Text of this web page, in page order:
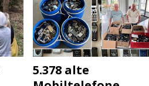
5.378 alte